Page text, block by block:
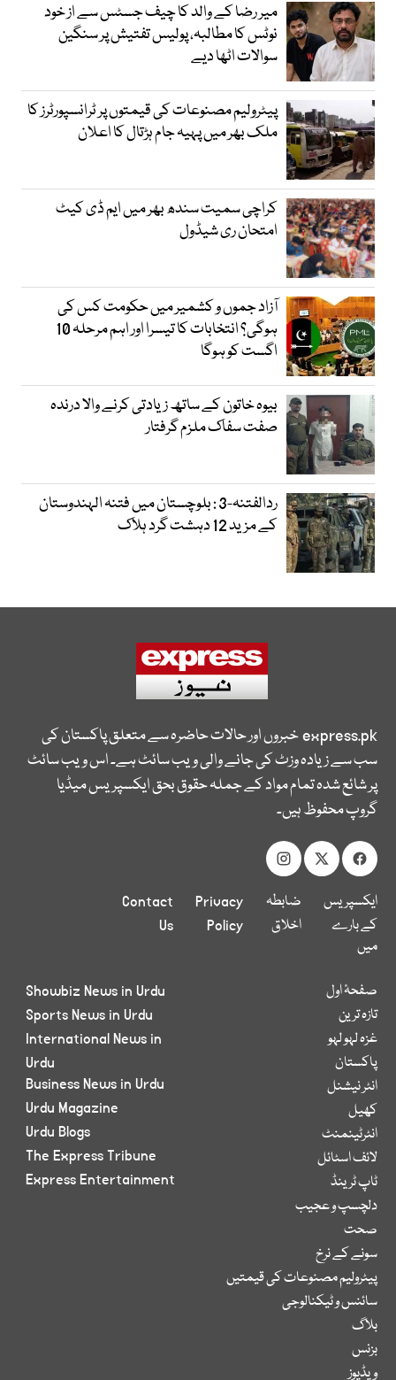
میر رضا کے والد کا چیف جسٹس سے از خود
نوٹس کا مطالبہ، پولیس تفتیش پر سنگین
سوالات اٹھا دیے
پیٹرولیم مصنوعات کی قیمتوں پر ٹرانسپورٹرز کا
ملک بھر میں پہیہ جام ہڑتال کا اعلان
کراچی سمیت سندھ بھر میں ایم ڈی کیٹ
امتحان ری شیڈول
آزاد جموں و کشمیر میں حکومت کس کی
ہوگی؟ انتخابات کا تیسرا اور اہم مرحلہ 10
اگست کو ہوگا
بیوہ خاتون کے ساتھ زیادتی کرنے والا درندہ
صفت سفاک ملزم گرفتار
ردالفتنہ-3 : بلوچستان میں فتنہ الہندوستان
کے مزید 12 دہشت گرد ہلاک
express.pkخبروں اور حالات حاضرہ سے متعلق پاکستان کی
سب سے زیادہ وزٹ کی جانے والی ویب سائٹ ہے۔ اس ویب سائٹ
پر شائع شدہ تمام مواد کے جملہ حقوق بحق ایکسپریس میڈیا
گروپ محفوظ ہیں۔
ایکسپریس
کے بارے
میں
ضابطہ
اخلاق
Privacy
Policy
Contact
Us
صفحۂ اول
تازہ ترین
غزہ لہو لہو
پاکستان
انٹر نیشنل
کھیل
انٹرٹینمنٹ
لائف اسٹائل
ٹاپ ٹرینڈ
دلچسپ و عجیب
صحت
سونے کے نرخ
پیٹرولیم مصنوعات کی قیمتیں
سائنس و ٹیکنالوجی
بلاگ
بزنس
ویڈیوز
Showbiz News in Urdu
Sports News in Urdu
International News in
Urdu
Business News in Urdu
Urdu Magazine
Urdu Blogs
The Express Tribune
Express Entertainment